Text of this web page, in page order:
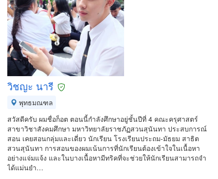
วิชญะ นารี
พุทธมณฑล
สวัสดีครับ ผมชื่อก็อต ตอนนี้กำลังศึกษาอยู่ชั้นปีที่ 4 คณะครุศาสตร์
สาขาวิชาสังคมศึกษา มหาวิทยาลัยราชภัฏสวนสุนันทา ประสบการณ์
สอน เคยสอนกลุ่มและเดี่ยว นักเรียน โรงเรียนประถม-มัธยม สาธิต
สวนสุนันทา การสอนของผมเน้นการที่นักเรียนต้องเข้าใจในเนื้อหา
อย่างแจ่มแจ้ง และในบางเนื้อหามีทริคที่จะช่วยให้นักเรียนสามารถจำ
ได้แม่นยำ…